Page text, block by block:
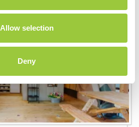
Allow selection
Deny